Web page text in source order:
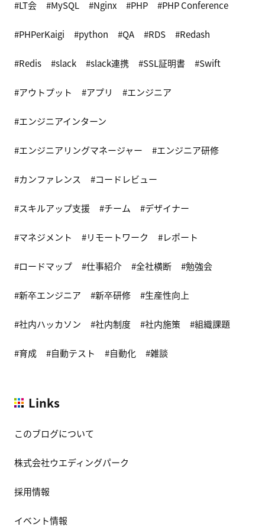
LT会 MySQL Nginx PHP PHP Conference
PHPerKaigi python QA RDS Redash
Redis slack slack連携 SSL証明書 Swift
アウトプット アプリ エンジニア
エンジニアインターン
エンジニアリングマネージャー エンジニア研修
カンファレンス コードレビュー
スキルアップ支援 チーム デザイナー
マネジメント リモートワーク レポート
ロードマップ 仕事紹介 全社横断 勉強会
新卒エンジニア 新卒研修 生産性向上
社内ハッカソン 社内制度 社内施策 組織課題
育成 自動テスト 自動化 雑談
Links
このブログについて
株式会社ウエディングパーク
採用情報
イベント情報